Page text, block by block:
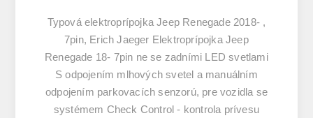
Typová elektroprípojka Jeep Renegade 2018- ,
7pin, Erich Jaeger Elektroprípojka Jeep
Renegade 18- 7pin ne se zadními LED svetlami
S odpojením mlhových svetel a manuálním
odpojením parkovacích senzorú, pre vozidla se
systémem Check Control - kontrola prívesu